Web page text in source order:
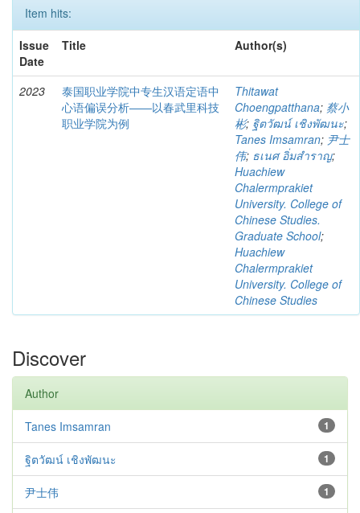
Item hits:
Issue
Date
Title Author(s)
2023
泰国职业学院中专生汉语定语中
心语偏误分析——以春武里科技
职业学院为例
Thitawat
Choengpatthana; 蔡小
彬; ฐิตวัฒน์ เชิงพัฒนะ;
Tanes Imsamran; 尹士
伟; ธเนศ อิ่มสำราญ;
Huachiew
Chalermprakiet
University. College of
Chinese Studies.
Graduate School;
Huachiew
Chalermprakiet
University. College of
Chinese Studies
Discover
Author
1
Tanes Imsamran
1
ฐิตวัฒน์ เชิงพัฒนะ
1
尹士伟